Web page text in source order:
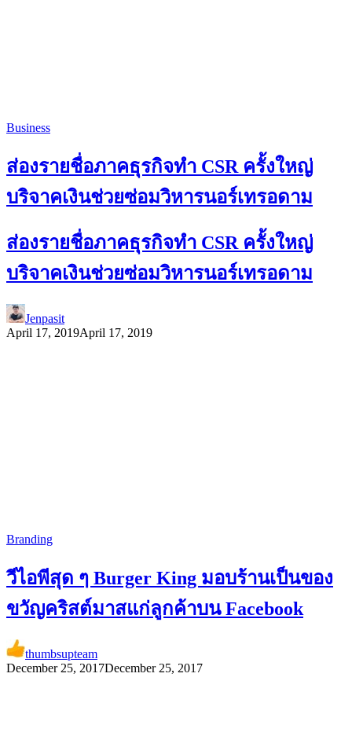
Business
ส่องรายชื่อภาคธุรกิจทำ CSR ครั้งใหญ่
บริจาคเงินช่วยซ่อมวิหารนอร์เทรอดาม
ส่องรายชื่อภาคธุรกิจทำ CSR ครั้งใหญ่
บริจาคเงินช่วยซ่อมวิหารนอร์เทรอดาม
Jenpasit
April 17, 2019April 17, 2019
Branding
วีไอพีสุด ๆ Burger King มอบร้านเป็นของ
ขวัญคริสต์มาสแก่ลูกค้าบน Facebook
thumbsupteam
December 25, 2017December 25, 2017